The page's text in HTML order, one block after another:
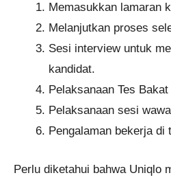
Memasukkan lamaran
Melanjutkan proses
Sesi interview untuk
kandidat.
Pelaksanaan Tes
Pelaksanaan sesi
Pengalaman bekerja di
Perlu diketahui bahwa Uniqlo